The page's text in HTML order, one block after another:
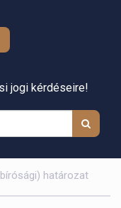
jogi kérdéseire!
határozat